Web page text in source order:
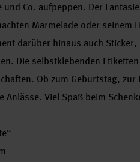
und Co. aufpeppen. Der
Marmelade oder seinem
darüber hinaus auch
Die selbstklebenden
Ob zum Geburtstag,
Anlässe. Viel Spaß beim